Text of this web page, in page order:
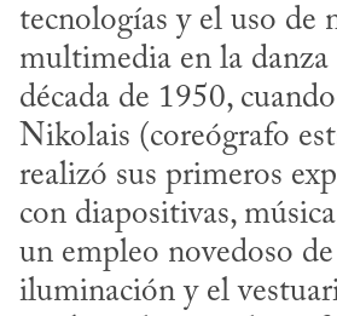
tecnologías y el uso de
multimedia en la danza
década de 1950,
Nikolais (coreógrafo
realizó sus primeros
con diapositivas,
un empleo novedoso
iluminación y el